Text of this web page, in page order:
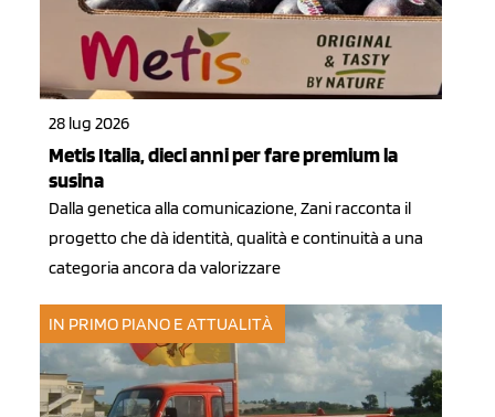
28 lug 2026
Metis Italia, dieci anni per fare premium la
susina
Dalla genetica alla comunicazione, Zani racconta il
progetto che dà identità, qualità e continuità a una
categoria ancora da valorizzare
IN PRIMO PIANO E ATTUALITÀ